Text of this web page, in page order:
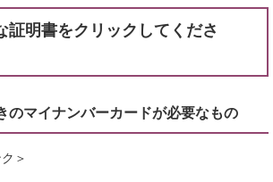
証明書をクリックしてくださ
マイナンバーカードが必要なもの​
＞